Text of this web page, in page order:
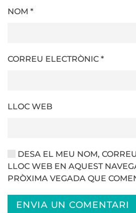
NOM *
CORREU ELECTRÒNIC *
LLOC WEB
DESA EL MEU NOM,
LLOC WEB EN AQUEST
PRÒXIMA VEGADA QUE
ENVIA UN COMENTARI